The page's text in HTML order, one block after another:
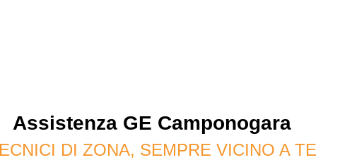
Assistenza GE Camponogara
DI ZONA, SEMPRE VICINO A TE